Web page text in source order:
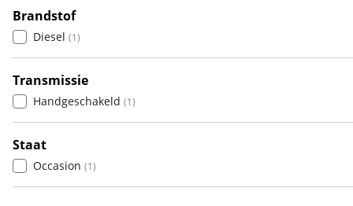
4 (0)
5 (0)
6+ (0)
Brandstof
Diesel (1)
Transmissie
Handgeschakeld (1)
Staat
Occasion (1)